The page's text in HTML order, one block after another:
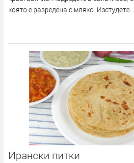
която е разредена с мляко. Изстудете...
Ирански питки